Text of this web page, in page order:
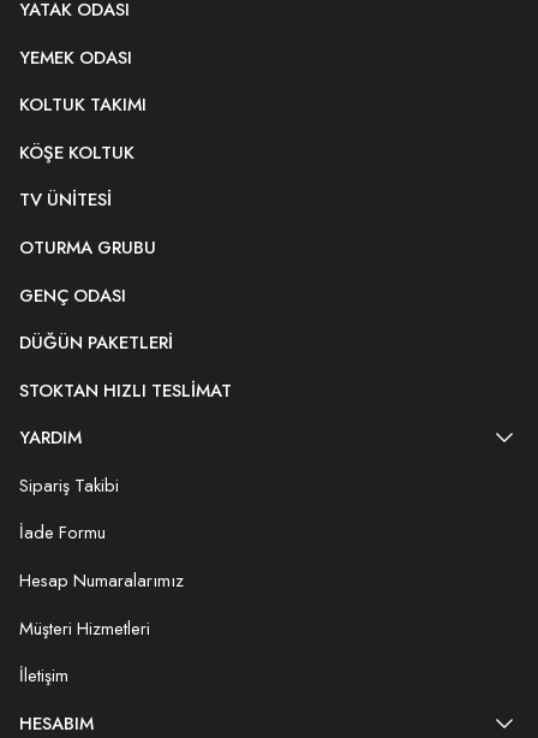
YATAK ODASI
YEMEK ODASI
KOLTUK TAKIMI
KÖŞE KOLTUK
TV ÜNITESI
OTURMA GRUBU
GENÇ ODASI
DÜĞÜN PAKETLERI
STOKTAN HIZLI TESLIMAT
YARDIM
Sipariş Takibi
İade Formu
Hesap Numaralarımız
Müşteri Hizmetleri
İletişim
HESABIM